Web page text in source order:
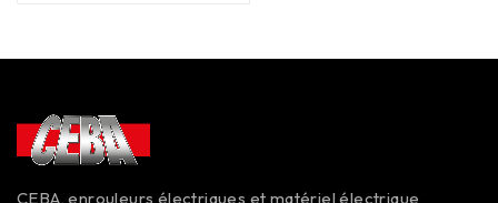
CEBA, enrouleurs électriques et matériel électrique